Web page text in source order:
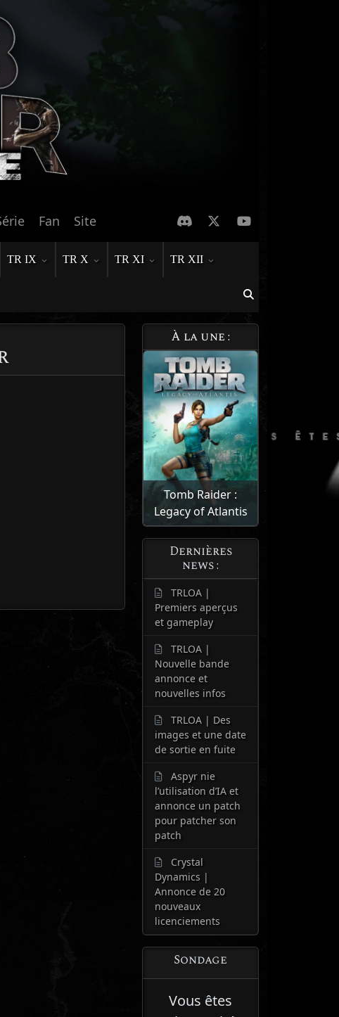
Fan Site
TR IX TR X TR XI TR XII
À la une :
Tomb Raider :
Legacy of Atlantis
Dernières
news :
TRLOA |
Premiers aperçus
et gameplay
TRLOA |
Nouvelle bande
annonce et
nouvelles infos
TRLOA | Des
images et une date
de sortie en fuite
Aspyr nie
l’utilisation d’IA et
annonce un patch
pour patcher son
patch
Crystal
Dynamics |
Annonce de 20
nouveaux
licenciements
Sondage
Vous êtes